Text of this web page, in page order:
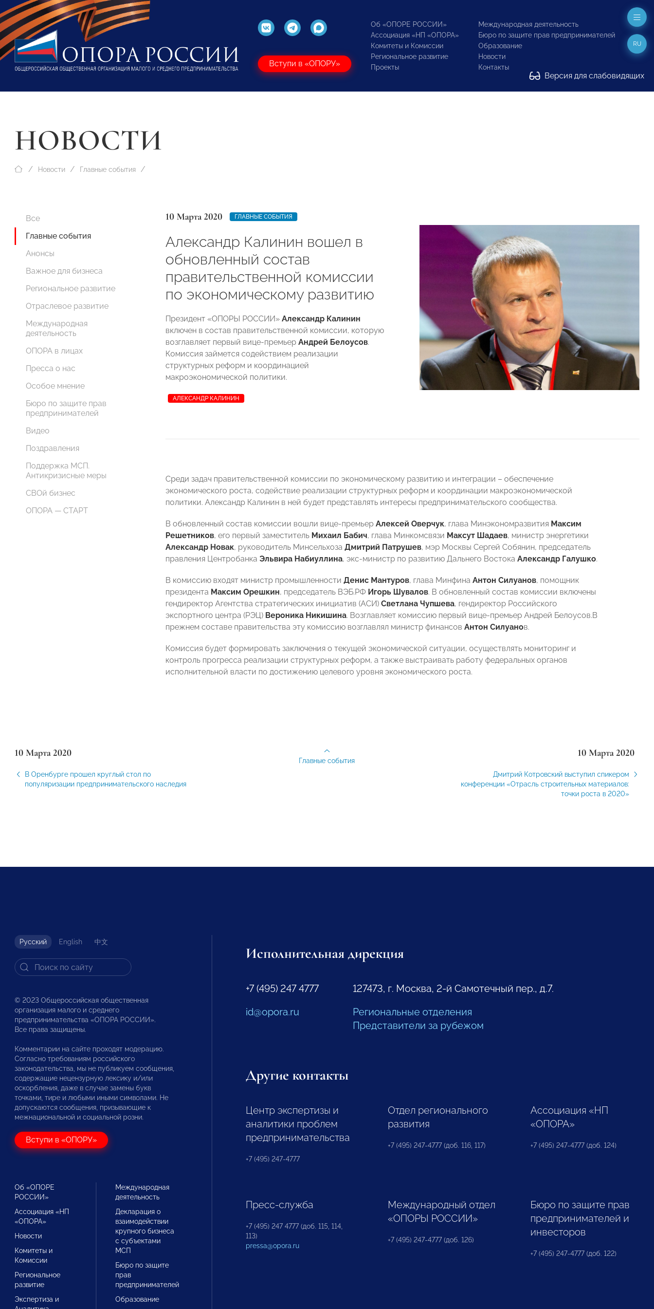
Вступи в «ОПОРУ»
Об «ОПОРЕ РОССИИ»
Ассоциация «НП «ОПОРА»
Комитеты и Комиссии
Региональное развитие
Проекты
Международная деятельность
Бюро по защите прав предпринимателей
Образование
Новости
Контакты
Версия для слабовидящих
RU
НОВОСТИ
Новости Главные события
Все
Главные события
Анонсы
Важное для бизнеса
Региональное развитие
Отраслевое развитие
Международная
деятельность
ОПОРА в лицах
Пресса о нас
Особое мнение
Бюро по защите прав
предпринимателей
Видео
Поздравления
Поддержка МСП.
Антикризисные меры
СВОй бизнес
ОПОРА — СТАРТ
10 Марта 2020 ГЛАВНЫЕ СОБЫТИЯ
Александр Калинин вошел в
обновленный состав
правительственной комиссии
по экономическому развитию
Президент «ОПОРЫ РОССИИ» Александр Калинин
включен в состав правительственной комиссии, которую
возглавляет первый вице-премьер Андрей Белоусов.
Комиссия займется содействием реализации
структурных реформ и координацией
макроэкономической политики.
АЛЕКСАНДР КАЛИНИН
Среди задач правительственной комиссии по экономическому развитию и интеграции – обеспечение
экономического роста, содействие реализации структурных реформ и координации макроэкономической
политики. Александр Калинин в ней будет представлять интересы предпринимательского сообщества.
В обновленный состав комиссии вошли вице-премьер Алексей Оверчук, глава Минэкономразвития Максим
Решетников, его первый заместитель Михаил Бабич, глава Минкомсвязи Максут Шадаев, министр энергетики
Александр Новак, руководитель Минсельхоза Дмитрий Патрушев, мэр Москвы Сергей Собянин, председатель
правления Центробанка Эльвира Набиуллина, экс-министр по развитию Дальнего Востока Александр Галушко.
В комиссию входят министр промышленности Денис Мантуров, глава Минфина Антон Силуанов, помощник
президента Максим Орешкин, председатель ВЭБ.РФ Игорь Шувалов. В обновленный состав комиссии включены
гендиректор Агентства стратегических инициатив (АСИ) Светлана Чупшева, гендиректор Российского
экспортного центра (РЭЦ) Вероника Никишина. Возглавляет комиссию первый вице-премьер Андрей Белоусов.В
прежнем составе правительства эту комиссию возглавлял министр финансов Антон Силуанов.
Комиссия будет формировать заключения о текущей экономической ситуации, осуществлять мониторинг и
контроль прогресса реализации структурных реформ, а также выстраивать работу федеральных органов
исполнительной власти по достижению целевого уровня экономического роста.
10 Марта 2020
В Оренбурге прошел круглый стол по
популяризации предпринимательского наследия
10 Марта 2020
Дмитрий Котровский выступил спикером
конференции «Отрасль строительных материалов:
точки роста в 2020»
Главные события
Русский English 中文
© 2023 Общероссийская общественная
организация малого и среднего
предпринимательства «ОПОРА РОССИИ».
Все права защищены.
Комментарии на сайте проходят модерацию.
Согласно требованиям российского
законодательства, мы не публикуем сообщения,
содержащие нецензурную лексику и/или
оскорбления, даже в случае замены букв
точками, тире и любыми иными символами. Не
допускаются сообщения, призывающие к
межнациональной и социальной розни.
Вступи в «ОПОРУ»
Об «ОПОРЕ
РОССИИ»
Ассоциация «НП
«ОПОРА»
Новости
Комитеты и
Комиссии
Региональное
развитие
Экспертиза и
Международная
деятельность
Декларация о
взаимодействии
крупного бизнеса
с субъектами
МСП
Бюро по защите
прав
предпринимателей
Образование
Исполнительная дирекция
+7 (495) 247 4777
id@opora.ru
127473, г. Москва, 2-й Самотечный пер., д.7.
Региональные отделения
Представители за рубежом
Другие контакты
Центр экспертизы и
аналитики проблем
предпринимательства
+7 (495) 247-4777
Отдел регионального
развития
+7 (495) 247-4777 (доб. 116, 117)
Ассоциация «НП
«ОПОРА»
+7 (495) 247-4777 (доб. 124)
Пресс-служба
+7 (495) 247 4777 (доб. 115, 114,
113)
pressa@opora.ru
Международный отдел
«ОПОРЫ РОССИИ»
+7 (495) 247-4777 (доб. 126)
Бюро по защите прав
предпринимателей и
инвесторов
+7 (495) 247-4777 (доб. 122)